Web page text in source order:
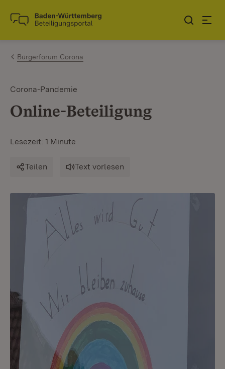
Zum Inhalt springen
Link zur Startseite
Bürgerforum Corona
Corona-Pandemie
Online-Beteiligung
Lesezeit: 1 Minute
Teilen Text vorlesen